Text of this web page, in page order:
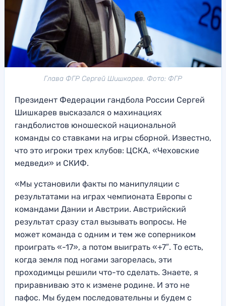
Глава ФГР Сергей Шишкарев. Фото: ФГР
Президент Федерации гандбола России Сергей
Шишкарев высказался о махинациях
гандболистов юношеской национальной
команды со ставками на игры сборной. Известно,
что это игроки трех клубов: ЦСКА, «Чеховские
медведи» и СКИФ.
«Мы установили факты по манипуляции с
результатами на играх чемпионата Европы с
командами Дании и Австрии. Австрийский
результат сразу стал вызывать вопросы. Не
может команда с одним и тем же соперником
проиграть «-17», а потом выиграть «+7″. То есть,
когда земля под ногами загорелась, эти
проходимцы решили что-то сделать. Знаете, я
приравниваю это к измене родине. И это не
пафос. Мы будем последовательны и будем с